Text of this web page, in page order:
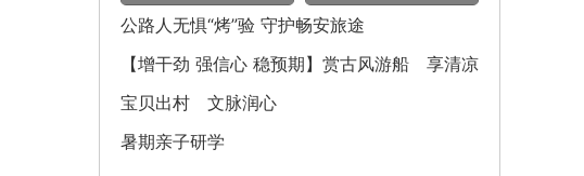
心
公路人无惧“烤”验 守护畅安旅途
【增干劲 强信心 稳预期】赏古风游船 享清凉
之旅
宝贝出村 文脉润心
暑期亲子研学